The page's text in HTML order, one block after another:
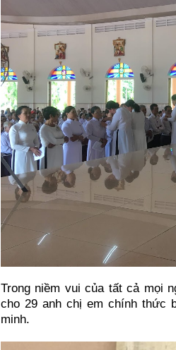
Trong niềm vui của tất cả mọi
cho 29 anh chị em chính
minh.